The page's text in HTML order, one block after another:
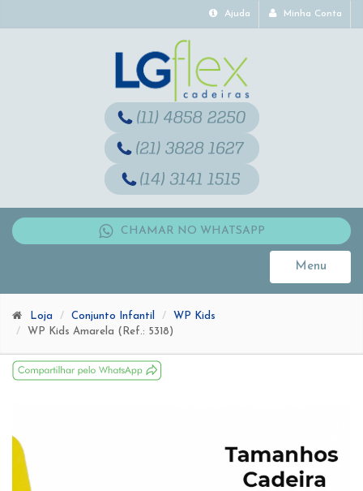
Ajuda Minha Conta
CHAMAR NO WHATSAPP
Menu
Toggle
Loja Conjunto Infantil
WP Kids
WP Kids Amarela (Ref.: 5318)